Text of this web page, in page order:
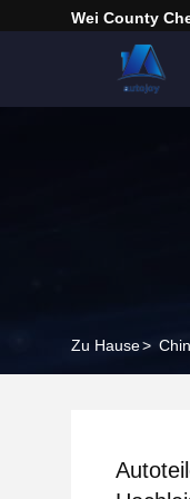
Wei County
Zu Hause>